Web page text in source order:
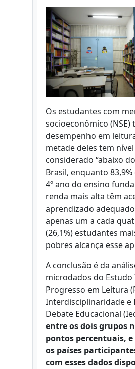
Os estudantes com
socioeconômico (NSE)
desempenho em
metade deles tem
considerado “abaixo
Brasil, enquanto
4º ano do ensino
renda mais alta têm
aprendizado
apenas um a cada
(26,1%) estudantes
pobres alcança esse
A conclusão é da
microdados do
Progresso em Leitura
Interdisciplinaridade e
Debate Educacional
entre os dois grupos
pontos percentuais,
os países
com esses dados